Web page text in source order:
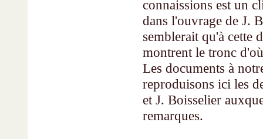
connaissions est un
dans l'ou­vrage de J.
semble­rait qu'à cette
mon­trent le tronc
Les documents à
reproduisons ici les
et J. Boisselier
remarques.